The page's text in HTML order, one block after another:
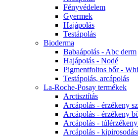
Fényvédelem
Gyermek
Hajápolás
Testápolás
Bioderma
Babaápolás - Abc derm
Hajápolás - Nodé
Pigmentfoltos bőr -
Testápolás, arcápolás
La-Roche-Posay termékek
Arctisztítás
Arcápolás - érzékeny
Arcápolás - érzékeny
Arcápolás -
Arcápolás -